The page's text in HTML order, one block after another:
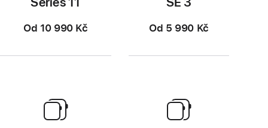
Od 10 990 Kč Od 5 990 Kč